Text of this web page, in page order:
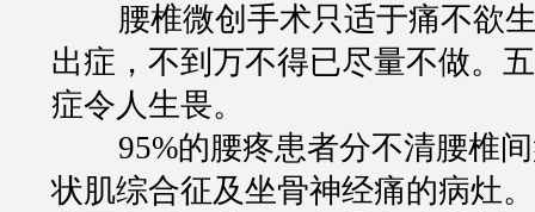
腰椎微创手术只适于痛不欲
出症，不到万不得已尽量不做。
症令人生畏。
95%的腰疼患者分不清腰椎
状肌综合征及坐骨神经痛的病灶